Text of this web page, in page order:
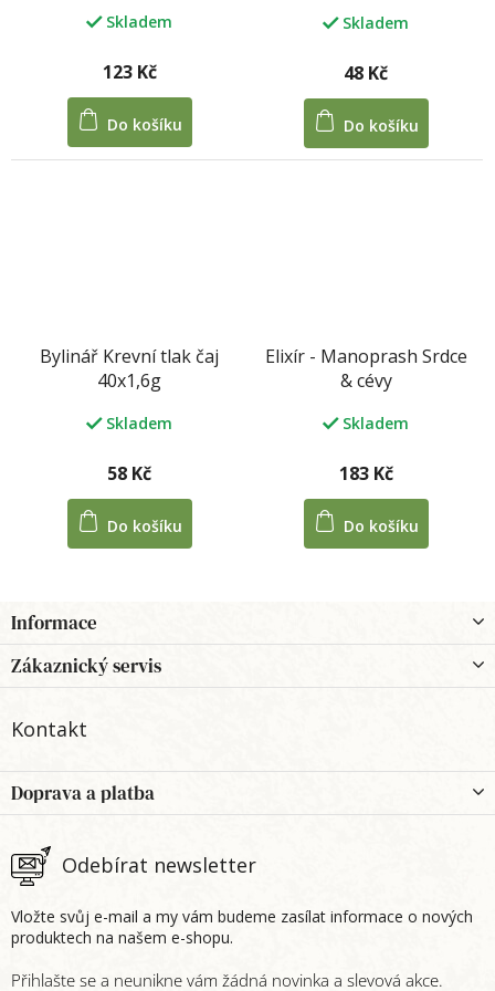
Skladem
123 Kč
Do košíku
Skladem
48 Kč
Do košíku
Bylinář Krevní tlak čaj
40x1,6g
Skladem
58 Kč
Do košíku
Elixír - Manoprash Srdce
& cévy
Skladem
183 Kč
Do košíku
á
p
a
Informace
Zákaznický servis
Kontakt
Odebírat newsletter
Vložte svůj e-mail a my vám budeme zasílat informace o nových
produktech na našem e-shopu.
Doprava a platba